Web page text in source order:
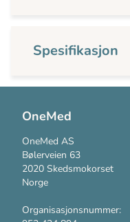
Spesifikasjon
OneMed
OneMed AS
Bølerveien 63
2020 Skedsmokorset
Norge
Organisasjonsnummer: